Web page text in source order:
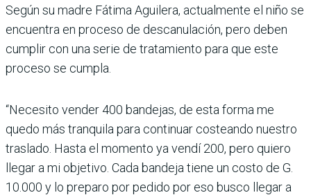
Según su madre Fátima Agui­lera, actualmente el niño se
encuentra en proceso de des­canulación, pero deben
cum­plir con una serie de trata­miento para que este
proceso se cumpla.
“Necesito vender 400 bande­jas, de esta forma me
quedo más tranquila para continuar costeando nuestro
traslado. Hasta el momento ya vendí 200, pero quiero
llegar a mi objetivo. Cada bandeja tiene un costo de G.
10.000 y lo pre­paro por pedido por eso busco llegar a